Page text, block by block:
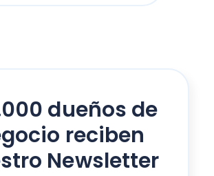
dueños de
reciben
Newsletter